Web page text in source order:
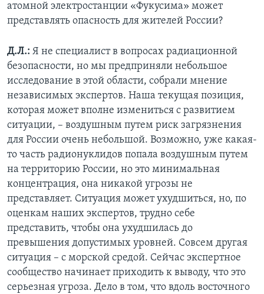
атомной электростанции «Фукусима» может
представлять опасность для жителей России?
Д.Л.: Я не специалист в вопросах радиационной
безопасности, но мы предприняли небольшое
исследование в этой области, собрали мнение
независимых экспертов. Наша текущая позиция,
которая может вполне измениться с развитием
ситуации, – воздушным путем риск загрязнения
для России очень небольшой. Возможно, уже какая-
то часть радионуклидов попала воздушным путем
на территорию России, но это минимальная
концентрация, она никакой угрозы не
представляет. Ситуация может ухудшиться, но, по
оценкам наших экспертов, трудно себе
представить, чтобы она ухудшилась до
превышения допустимых уровней. Совсем другая
ситуация – с морской средой. Сейчас экспертное
сообщество начинает приходить к выводу, что это
серьезная угроза. Дело в том, что вдоль восточного